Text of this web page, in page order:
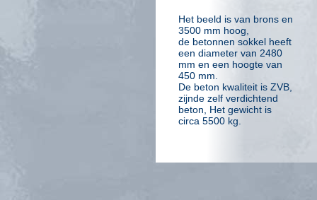
Het beeld is van brons en
3500 mm hoog,
de betonnen sokkel heeft
een diameter van 2480
mm en een hoogte van
450 mm.
De beton kwaliteit is ZVB,
zijnde zelf verdichtend
beton, Het gewicht is
circa 5500 kg.